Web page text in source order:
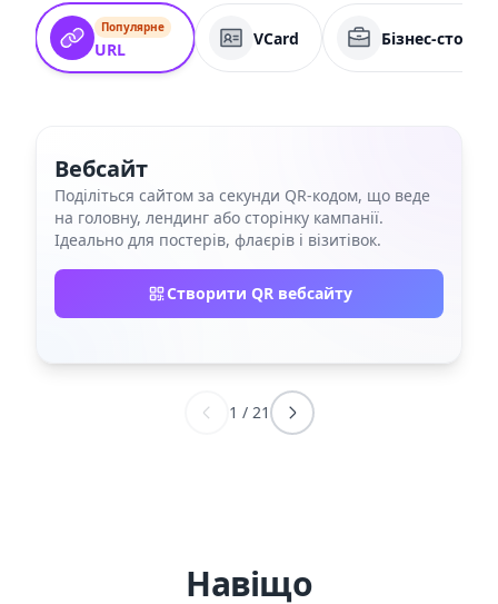
Популярне
URL
VCard Бізнес-
Вебсайт
Поділіться сайтом за секунди QR‑кодом, що веде
на головну, лендинг або сторінку кампанії.
Ідеально для постерів, флаєрів і візитівок.
Створити QR вебсайту
1 / 21
Навіщо